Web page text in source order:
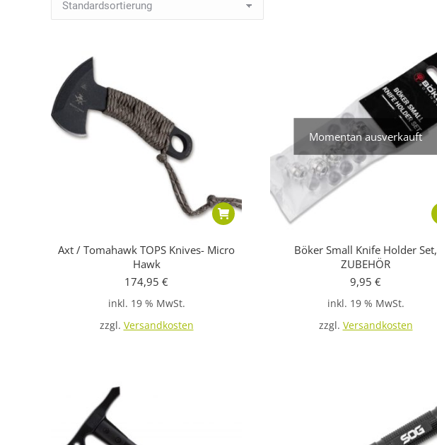
Axt / Tomahawk TOPS Knives- Micro
Hawk
174,95 €
inkl. 19 % MwSt.
zzgl. Versandkosten
Momentan ausverkauft
Böker Small Knife Holder Set,
ZUBEHÖR
9,95 €
inkl. 19 % MwSt.
zzgl. Versandkosten